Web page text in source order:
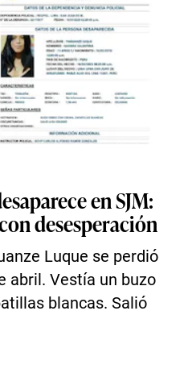
en SJM:
desesperación
Luque se perdió
abril. Vestía un buzo
blancas. Salió